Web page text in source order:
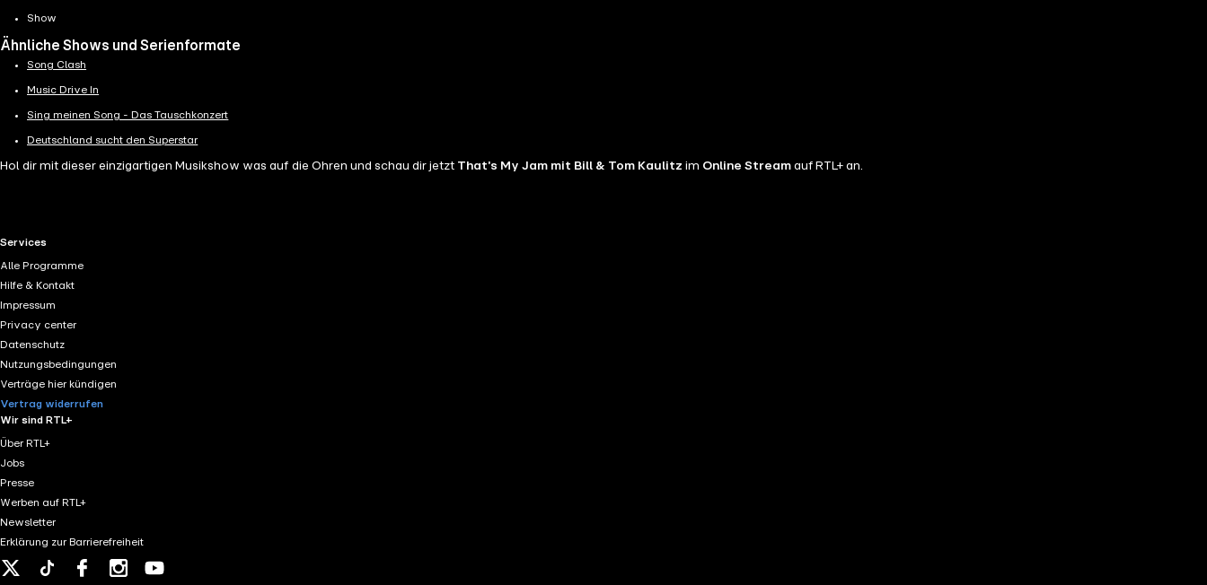
Show
Ähnliche Shows und Serienformate
Song Clash
Music Drive In
Sing meinen Song - Das Tauschkonzert
Deutschland sucht den Superstar
Hol dir mit dieser einzigartigen Musikshow was auf die Ohren und schau dir jetzt That's My Jam mit Bill & Tom Kaulitz im Online Stream auf RTL+ an.
RTL+ useful links.
Services
Alle Programme
Hilfe & Kontakt
Impressum
Privacy center
Datenschutz
Nutzungsbedingungen
Verträge hier kündigen
Vertrag widerrufen
Wir sind RTL+
Über RTL+
Jobs
Presse
Werben auf RTL+
Newsletter
Erklärung zur Barrierefreiheit
Tiktok FacebookInstagram